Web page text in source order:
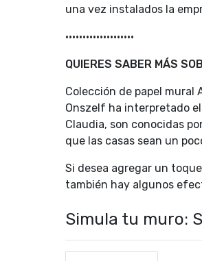
una vez instalados la
••••••••••••••••••••
QUIERES SABER MÁS
Colección de papel mural
Onszelf ha interpretado
Claudia, son conocidas
que las casas sean un
Si desea agregar un
también hay algunos
Simula tu muro: